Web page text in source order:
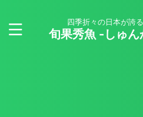
四季折々の日本が誇
旬果秀魚 -しゅ